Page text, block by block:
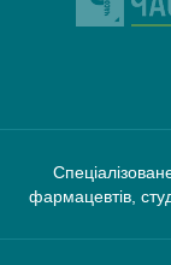
фармацевтів,